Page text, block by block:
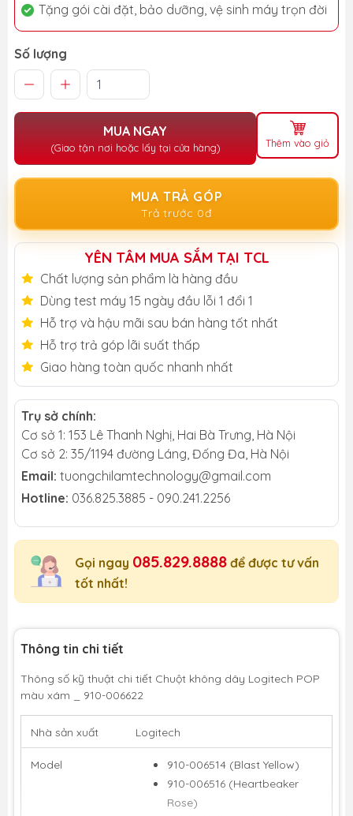
Tặng gói cài đặt, bảo dưỡng, vệ sinh máy trọn đời
Số lượng
MUA NGAY
(Giao tận nơi hoặc lấy tại cửa hàng) Thêm vào giỏ
MUA TRẢ GÓP
Trả trước 0đ
YÊN TÂM MUA SẮM TẠI TCL
Chất lượng sản phẩm là hàng đầu
Dùng test máy 15 ngày đầu lỗi 1 đổi 1
Hỗ trợ và hậu mãi sau bán hàng tốt nhất
Hỗ trợ trả góp lãi suất thấp
Giao hàng toàn quốc nhanh nhất
Trụ sở chính:
Cơ sở 1: 153 Lê Thanh Nghị, Hai Bà Trưng, Hà Nội
Cơ sở 2: 35/1194 đường Láng, Đống Đa, Hà Nội
Email: tuongchilamtechnology@gmail.com
Hotline: 036.825.3885 - 090.241.2256
Gọi ngay 085.829.8888 để được tư vấn
tốt nhất!
Thông tin chi tiết
Thông số kỹ thuật chi tiết Chuột không dây Logitech POP
màu xám _ 910-006622
Nhà sản xuất Logitech
Model
910-006514 (Blast Yellow)
910-006516 (Heartbeaker
Rose)